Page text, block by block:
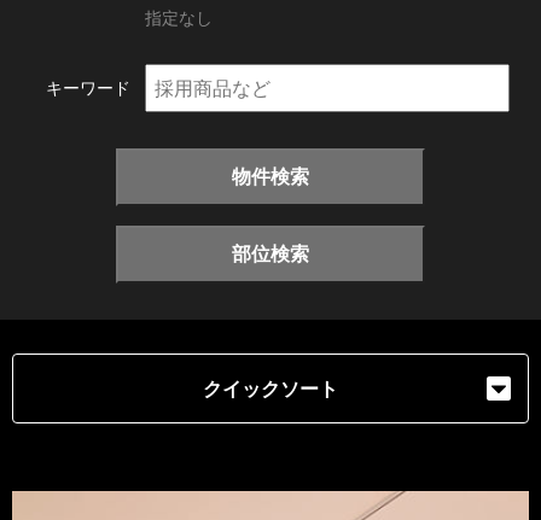
指定なし
キーワード
物件検索
部位検索
クイックソート